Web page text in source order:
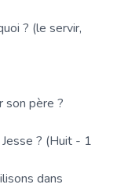
? (le servir,
son père ?
? (Huit - 1
dans